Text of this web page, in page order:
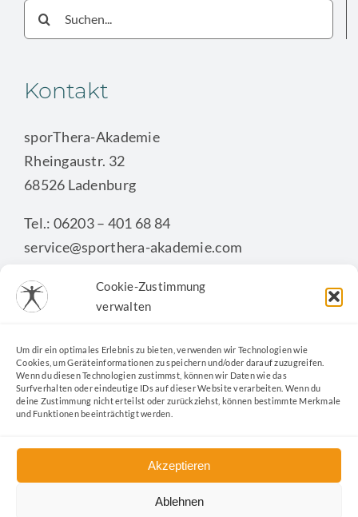
Cookie-Zustimmung
verwalten
Um dir ein optimales Erlebnis zu bieten, verwenden wir Technologien wie
Cookies, um Geräteinformationen zu speichern und/oder darauf zuzugreifen.
Wenn du diesen Technologien zustimmst, können wir Daten wie das
Surfverhalten oder eindeutige IDs auf dieser Website verarbeiten. Wenn du
deine Zustimmung nicht erteilst oder zurückziehst, können bestimmte Merkmale
und Funktionen beeinträchtigt werden.
Akzeptieren
Ablehnen
Suche
nach:
Kontakt
sporThera-Akademie
Rheingaustr. 32
68526 Ladenburg
Tel.: 06203 – 401 68 84
service@sporthera-akademie.com
Impressum|